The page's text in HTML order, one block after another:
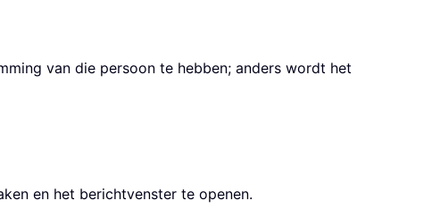
van die persoon te hebben; anders wordt het
en het berichtvenster te openen.